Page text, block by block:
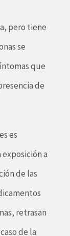
pero tiene
se
que
de
es
a
de las
retrasan
de la